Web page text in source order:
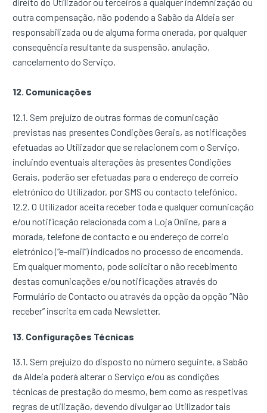
direito do Utilizador ou terceiros a qualquer indemnização ou
outra compensação, não podendo a Sabão da Aldeia ser
responsabilizada ou de alguma forma onerada, por qualquer
consequência resultante da suspensão, anulação,
cancelamento do Serviço.
12. Comunicações
12.1. Sem prejuízo de outras formas de comunicação
previstas nas presentes Condições Gerais, as notificações
efetuadas ao Utilizador que se relacionem com o Serviço,
incluindo eventuais alterações às presentes Condições
Gerais, poderão ser efetuadas para o endereço de correio
eletrónico do Utilizador, por SMS ou contacto telefónico.
12.2. O Utilizador aceita receber toda e qualquer comunicação
e/ou notificação relacionada com a Loja Online, para a
morada, telefone de contacto e ou endereço de correio
eletrónico (“e-mail”) indicados no processo de encomenda.
Em qualquer momento, pode solicitar o não recebimento
destas comunicações e/ou notificações através do
Formulário de Contacto ou através da opção da opção “Não
receber” inscrita em cada Newsletter.
13. Configurações Técnicas
13.1. Sem prejuízo do disposto no número seguinte, a Sabão
da Aldeia poderá alterar o Serviço e/ou as condições
técnicas de prestação do mesmo, bem como as respetivas
regras de utilização, devendo divulgar ao Utilizador tais